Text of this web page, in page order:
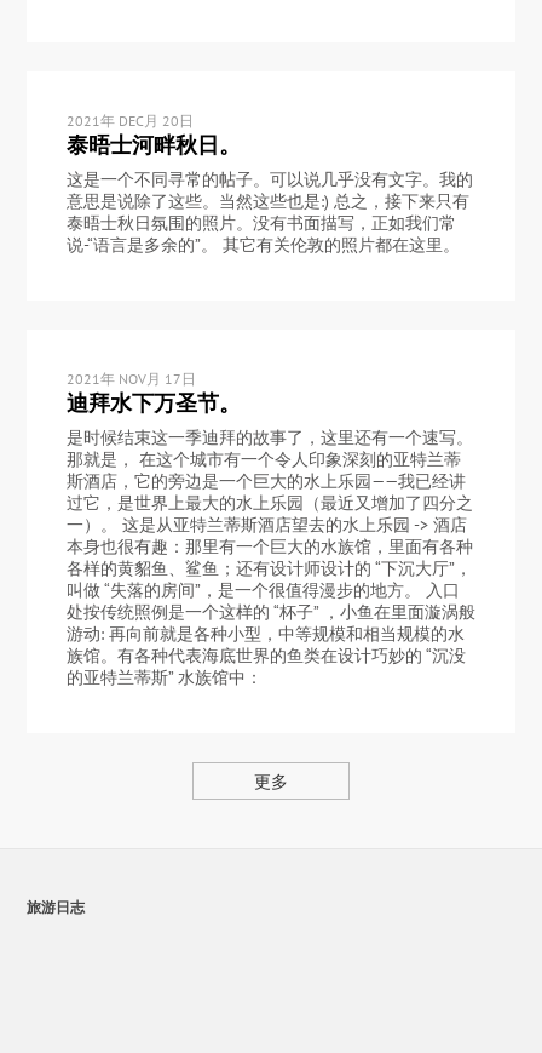
2021年 DEC月 20日
泰晤士河畔秋日。
这是一个不同寻常的帖子。可以说几乎没有文字。我的
意思是说除了这些。当然这些也是:) 总之，接下来只有
泰晤士秋日氛围的照片。没有书面描写，正如我们常
说-“语言是多余的”。 其它有关伦敦的照片都在这里。
2021年 NOV月 17日
迪拜水下万圣节。
是时候结束这一季迪拜的故事了，这里还有一个速写。
那就是， 在这个城市有一个令人印象深刻的亚特兰蒂
斯酒店，它的旁边是一个巨大的水上乐园——我已经讲
过它，是世界上最大的水上乐园（最近又增加了四分之
一）。 这是从亚特兰蒂斯酒店望去的水上乐园 -> 酒店
本身也很有趣：那里有一个巨大的水族馆，里面有各种
各样的黄貂鱼、鲨鱼；还有设计师设计的 “下沉大厅”，
叫做 “失落的房间”，是一个很值得漫步的地方。 入口
处按传统照例是一个这样的 “杯子” ，小鱼在里面漩涡般
游动: 再向前就是各种小型，中等规模和相当规模的水
族馆。有各种代表海底世界的鱼类在设计巧妙的 “沉没
的亚特兰蒂斯” 水族馆中：
更多
旅游日志